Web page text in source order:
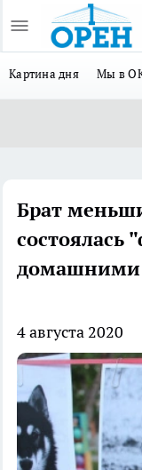
Картина дня Мы в
Брат
состоялась
4 августа 2020